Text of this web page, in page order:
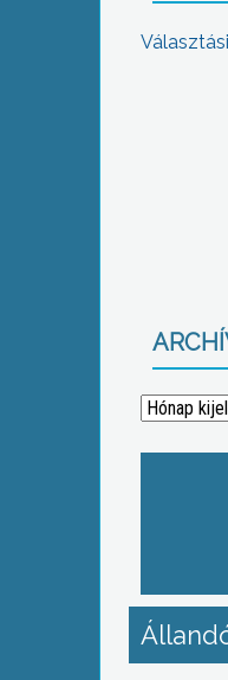
Archívum